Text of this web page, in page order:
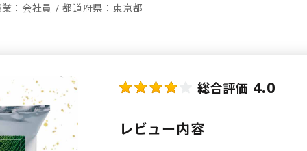
：会社員 / 都道府県：東京都
総合評価 4.0
レビュー内容